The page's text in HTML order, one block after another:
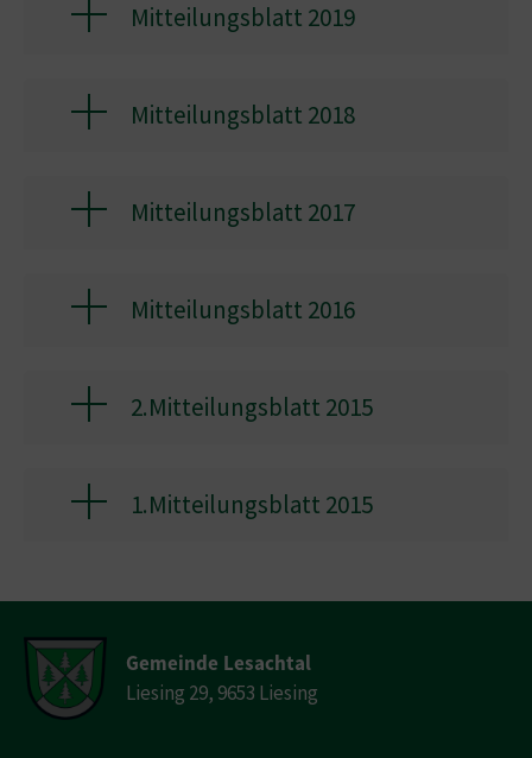
Mitteilungsblatt 2019
Mitteilungsblatt 2018
Mitteilungsblatt 2017
Mitteilungsblatt 2016
2.Mitteilungsblatt 2015
1.Mitteilungsblatt 2015
Gemeinde Lesachtal
Liesing 29, 9653 Liesing